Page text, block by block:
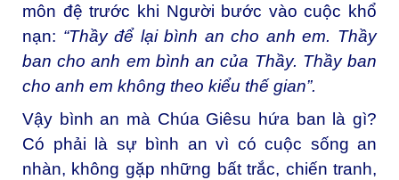
môn đệ trước khi Người bước vào cuộc khổ
nạn: “Thầy để lại bình an cho anh em. Thầy
ban cho anh em bình an của Thầy. Thầy ban
cho anh em không theo kiểu thế gian”.
Vậy bình an mà Chúa Giêsu hứa ban là gì?
Có phải là sự bình an vì có cuộc sống an
nhàn, không gặp những bất trắc, chiến tranh,